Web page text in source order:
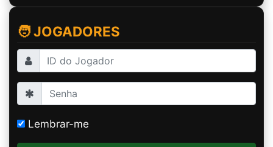
🧑 JOGADORES
Lembrar-me